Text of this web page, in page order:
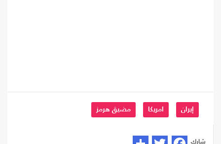
إيران امريكا مضيق هرمز
شارك